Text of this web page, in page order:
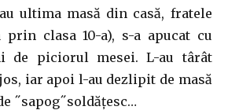
ultima masă din casă, fratele
prin clasa 10-a), s-a apucat cu
de piciorul mesei. L-au târât
iar apoi l-au dezlipit de masă
˝sapog˝soldățesc…